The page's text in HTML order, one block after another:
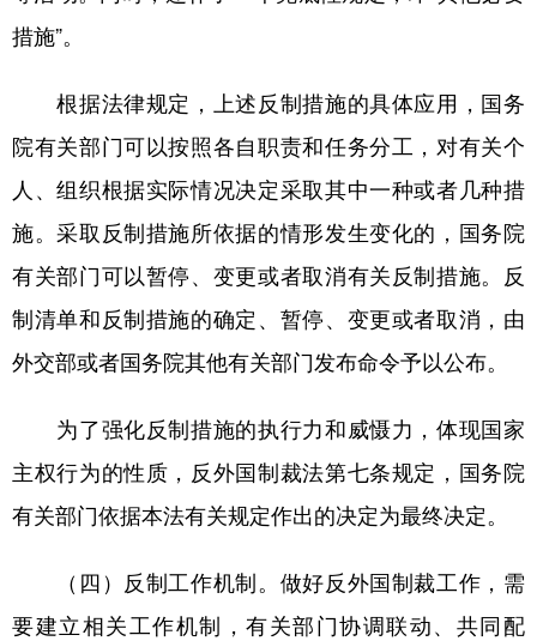
措施”。
根据法律规定，上述反制措施的具体应用，国务
院有关部门可以按照各自职责和任务分工，对有关个
人、组织根据实际情况决定采取其中一种或者几种措
施。采取反制措施所依据的情形发生变化的，国务院
有关部门可以暂停、变更或者取消有关反制措施。反
制清单和反制措施的确定、暂停、变更或者取消，由
外交部或者国务院其他有关部门发布命令予以公布。
为了强化反制措施的执行力和威慑力，体现国家
主权行为的性质，反外国制裁法第七条规定，国务院
有关部门依据本法有关规定作出的决定为最终决定。
（四）反制工作机制。做好反外国制裁工作，需
要建立相关工作机制，有关部门协调联动、共同配